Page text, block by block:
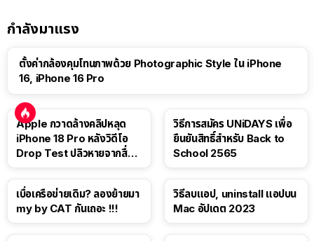
กำลังมาแรง
ตั้งค่ากล้องคุมโทนภาพด้วย Photographic Style ใน iPhone
16, iPhone 16 Pro
Apple กวาดล้างคลิปหลุด
iPhone 18 Pro หลังวิดีโอ
Drop Test ปลิวหายจากสื่อ
วิธีการสมัคร UNiDAYS เพื่อ
ยืนยันสิทธิ์สำหรับ Back to
School 2565
เบื่อเครือข่ายเดิม? ลองย้ายมา
my by CAT กันเถอะ !!!
วิธีลบแอป, uninstall แอปบน
Mac อัปเดต 2023